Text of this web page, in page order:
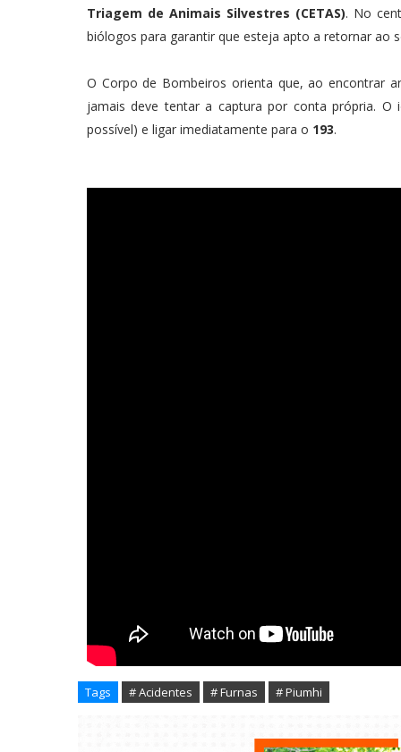
Triagem de Animais Silvestres (CETAS). No
biólogos para garantir que esteja apto a retornar ao
O Corpo de Bombeiros orienta que, ao encontrar
jamais deve tentar a captura por conta própria.
possível) e ligar imediatamente para o 193.
Tags # Acidentes # Furnas # Piumhi